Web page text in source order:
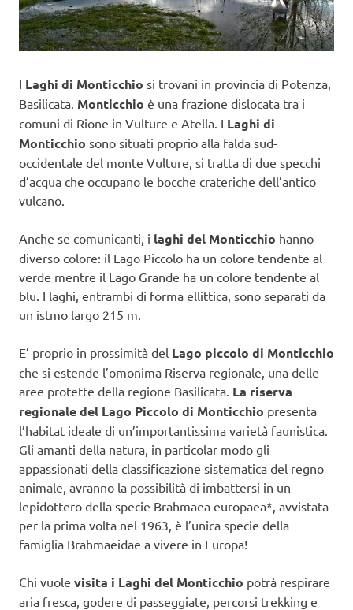
I Laghi di Monticchio si trovani in provincia di Potenza,
Basilicata. Monticchio è una frazione dislocata tra i
comuni di Rione in Vulture e Atella. I Laghi di
Monticchio sono situati proprio alla falda sud-
occidentale del monte Vulture, si tratta di due specchi
d’acqua che occupano le bocche crateriche dell’antico
vulcano.
Anche se comunicanti, i laghi del Monticchio hanno
diverso colore: il Lago Piccolo ha un colore tendente al
verde mentre il Lago Grande ha un colore tendente al
blu. I laghi, entrambi di forma ellittica, sono separati da
un istmo largo 215 m.
E’ proprio in prossimità del Lago piccolo di Monticchio
che si estende l’omonima Riserva regionale, una delle
aree protette della regione Basilicata. La riserva
regionale del Lago Piccolo di Monticchio presenta
l’habitat ideale di un’importantissima varietà faunistica.
Gli amanti della natura, in particolar modo gli
appassionati della classificazione sistematica del regno
animale, avranno la possibilità di imbattersi in un
lepidottero della specie Brahmaea europaea*, avvistata
per la prima volta nel 1963, è l’unica specie della
famiglia Brahmaeidae a vivere in Europa!
Chi vuole visita i Laghi del Monticchio potrà respirare
aria fresca, godere di passeggiate, percorsi trekking e